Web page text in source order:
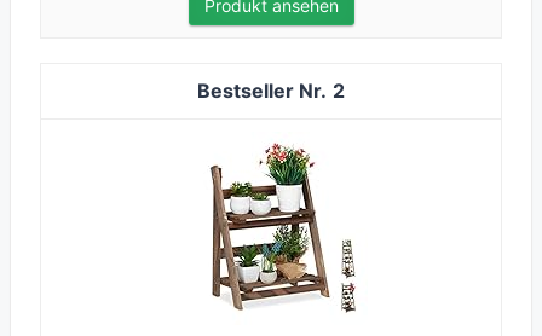
Produkt ansehen
2